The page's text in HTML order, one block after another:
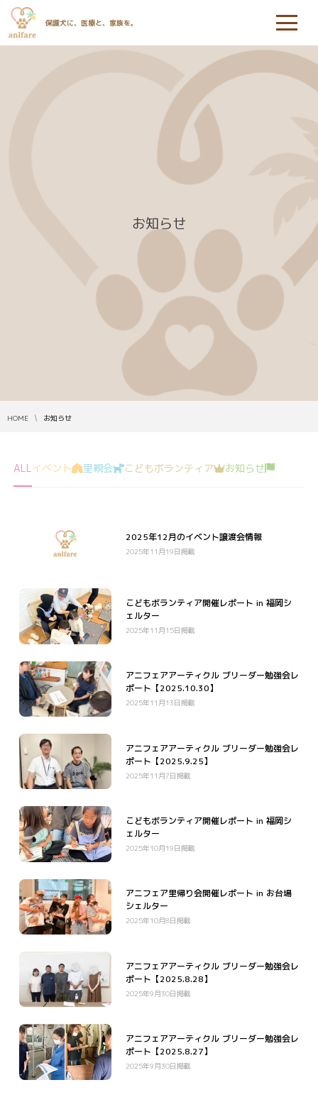
保護犬に、医療と、家族を。
お知らせ
HOME お知らせ
ALLイベント 里親会 こどもボランティア お知らせ
2025年12月のイベント譲渡会情報
2025年11月19日掲載
こどもボランティア開催レポート in 福岡シ
ェルター
2025年11月15日掲載
アニフェアアーティクル ブリーダー勉強会レ
ポート【2025.10.30】
2025年11月13日掲載
アニフェアアーティクル ブリーダー勉強会レ
ポート【2025.9.25】
2025年11月7日掲載
こどもボランティア開催レポート in 福岡シ
ェルター
2025年10月19日掲載
アニフェア里帰り会開催レポート in お台場
シェルター
2025年10月8日掲載
アニフェアアーティクル ブリーダー勉強会レ
ポート【2025.8.28】
2025年9月30日掲載
アニフェアアーティクル ブリーダー勉強会レ
ポート【2025.8.27】
2025年9月30日掲載